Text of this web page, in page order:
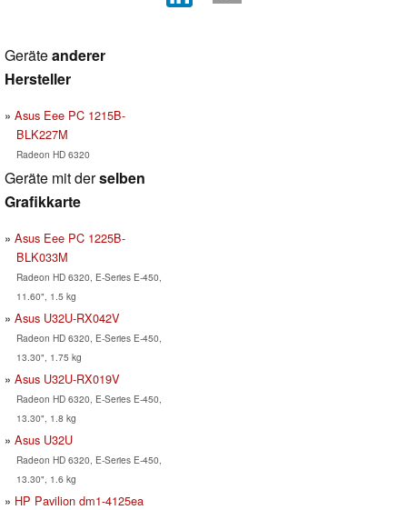
Geräteanderer
Hersteller
Asus Eee PC 1215B-
BLK227M
Radeon HD 6320
Geräte mit derselben
Grafikkarte
Asus Eee PC 1225B-
BLK033M
Radeon HD 6320, E-Series E-450,
11.60", 1.5 kg
Asus U32U-RX042V
Radeon HD 6320, E-Series E-450,
13.30", 1.75 kg
Asus U32U-RX019V
Radeon HD 6320, E-Series E-450,
13.30", 1.8 kg
Asus U32U
Radeon HD 6320, E-Series E-450,
13.30", 1.6 kg
HP Pavilion dm1-4125ea